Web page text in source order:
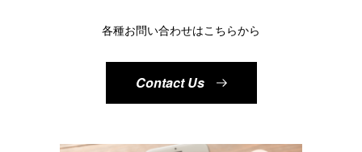
各種お問い合わせはこちらから
Contact Us